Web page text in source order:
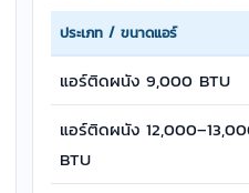
ประเภท / ขนาดแอร์
แอร์ติดผนัง 9,000 BTU
แอร์ติดผนัง
BTU